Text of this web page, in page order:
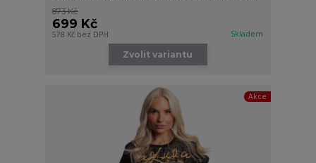
873 Kč
699 Kč
578 Kč bez DPH Skladem
Zvolit variantu
Akce